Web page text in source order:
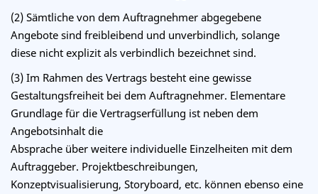
(2) Sämtliche von dem Auftragnehmer abgegebene
Angebote sind freibleibend und unverbindlich, solange
diese nicht explizit als verbindlich bezeichnet sind.
(3) Im Rahmen des Vertrags besteht eine gewisse
Gestaltungsfreiheit bei dem Auftragnehmer. Elementare
Grundlage für die Vertragserfüllung ist neben dem
Angebotsinhalt die
Absprache über weitere individuelle Einzelheiten mit dem
Auftraggeber. Projektbeschreibungen,
Konzeptvisualisierung, Storyboard, etc. können ebenso eine